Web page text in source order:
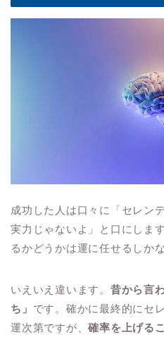
成功した人は口々に「セレン
実力じゃないよ」と口にしま
るかどうかは運に任せるしか
いえいえ違います。 昔から言
ち」 です。確かに最終的にセ
運次第ですが、確率を上げる